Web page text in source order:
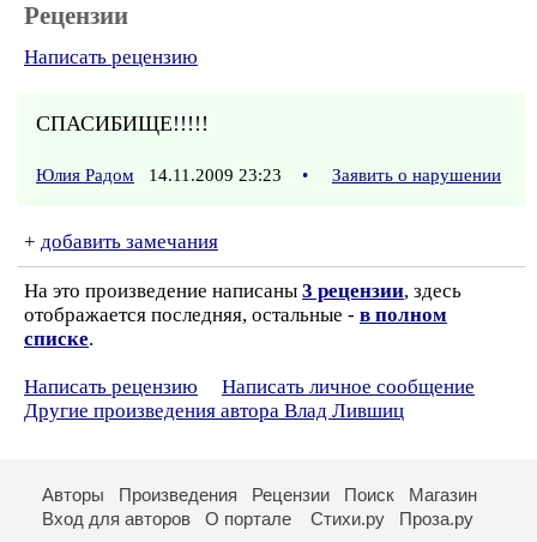
Рецензии
Написать рецензию
СПАСИБИЩЕ!!!!!
Юлия Радом 14.11.2009 23:23 • Заявить о нарушении
+ добавить замечания
На это произведение написаны 3 рецензии, здесь
отображается последняя, остальные - в полном
списке.
Написать рецензию
Написать личное сообщение
Другие произведения автора Влад Лившиц
Авторы Произведения Рецензии Поиск
Магазин
Вход для авторов
О портале Стихи.ру Проза.ру